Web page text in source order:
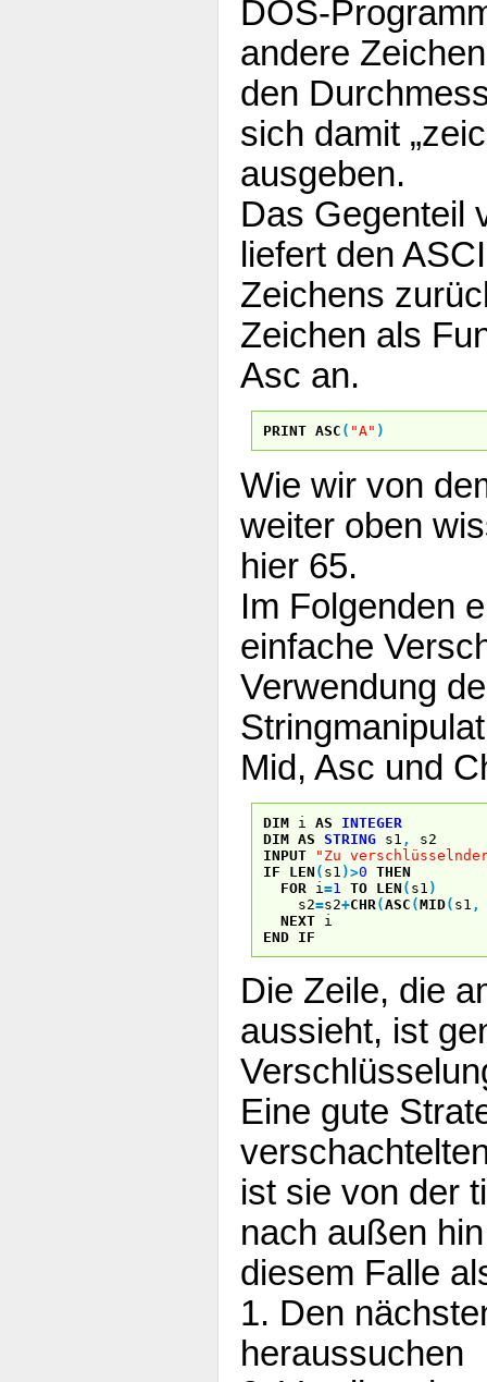
DOS-
andere
den
sich damit
ausgeben.
Das Gegenteil
liefert den
Zeichens
Zeichen als
Asc an.
PRINT ASC ( "A" )
Wie wir von
weiter oben
hier 65.
Im Folgenden
einfache
Verwendung
Mid, Asc und
DIM i AS
INTEGER
DIM AS STRING s1 ,
s2
INPUT
"Zu
IF
LEN ( s1 )>0 THEN
FOR i =1 TO LEN ( s1 )
s2=s2+CHR (ASC (MID( s1 ,
NEXT i
END IF
Die Zeile, die
aussieht, ist
Eine gute
ist sie von der
nach außen
diesem Falle
1. Den
heraussuchen